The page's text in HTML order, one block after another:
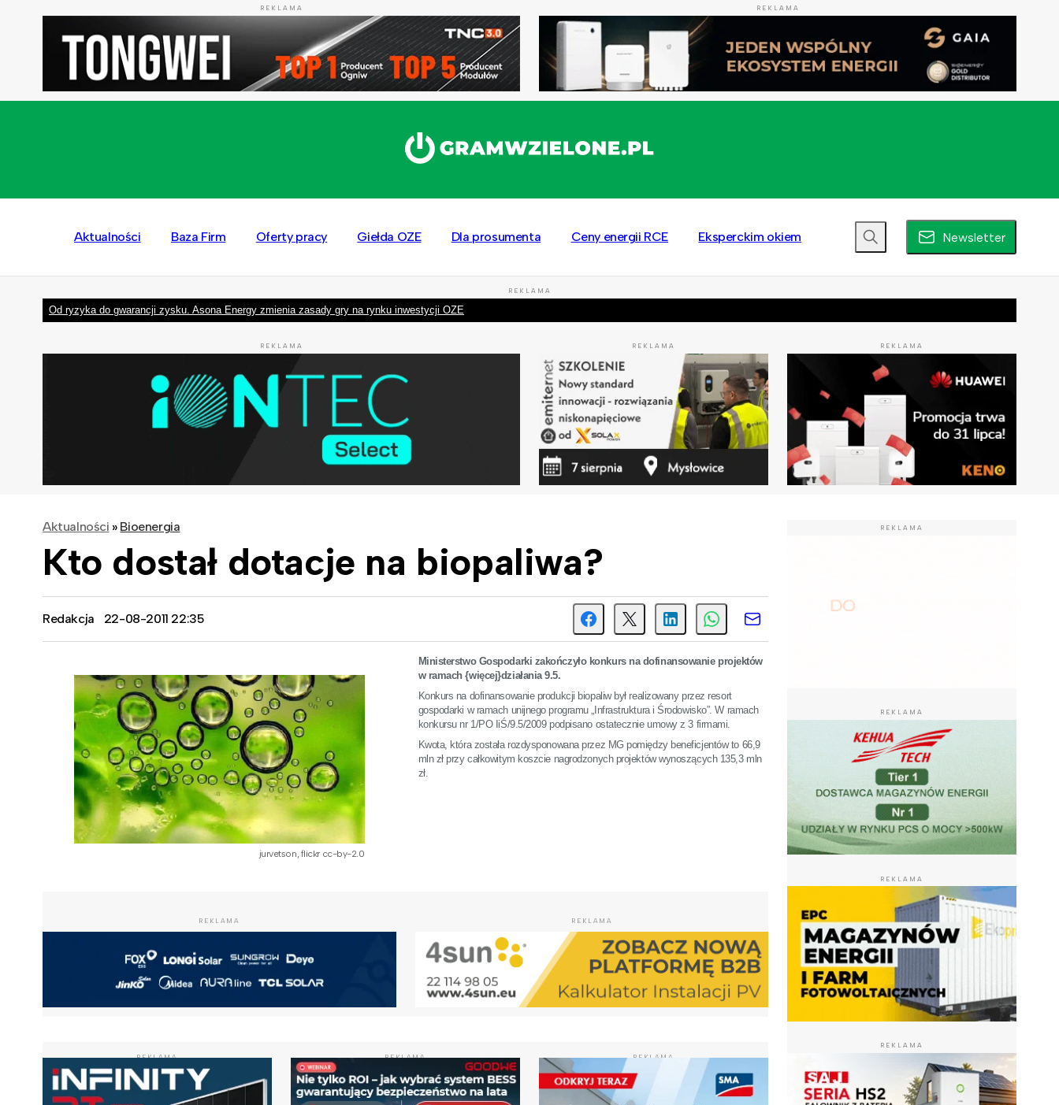
REKLAMA REKLAMA
Aktualności Baza Firm Oferty pracy Giełda OZE Dla prosumenta Ceny energii RCE Eksperckim okiem Newsletter
REKLAMA
Od ryzyka do gwarancji zysku. Asona Energy zmienia zasady gry na rynku inwestycji OZE
REKLAMA REKLAMA REKLAMA
Aktualności » Bioenergia
Kto dostał dotacje na biopaliwa?
Redakcja 22-08-2011 22:35
jurvetson, flickr cc-by-2.0
Ministerstwo Gospodarki zakończyło konkurs na dofinansowanie projektów
w ramach {więcej}działania 9.5.
Konkurs na dofinansowanie produkcji biopaliw był realizowany przez resort
gospodarki w ramach unijnego programu „Infrastruktura i Środowisko”. W ramach
konkursu nr 1/PO IiŚ/9.5/2009 podpisano ostatecznie umowy z 3 firmami.
Kwota, która została rozdysponowana przez MG pomiędzy beneficjentów to 66,9
mln zł przy całkowitym koszcie nagrodzonych projektów wynoszących 135,3 mln
zł.
REKLAMA REKLAMA
REKLAMA REKLAMA REKLAMA
REKLAMA
REKLAMA
REKLAMA
REKLAMA